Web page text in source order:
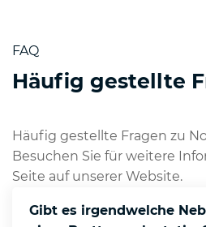
FAQ
Häufig gestellte
Häufig gestellte Fragen zu
Besuchen Sie für weitere
Seite auf unserer Website.
Gibt es irgendwelche